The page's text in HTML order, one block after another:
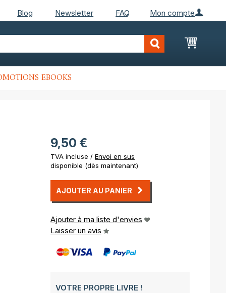
Mon compte
Blog Newsletter FAQ
Mon
EBOOKS
9,50 €
TVA incluse / Envoi en sus
disponible (dès maintenant)
AJOUTER AU PANIER
Ajouter à ma liste d'envies
Laisser un avis
VOTRE PROPRE LIVRE !